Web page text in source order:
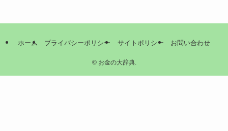
ホーム プライバシーポリシー サイトポリシー お問い合わせ
©お金の大辞典.